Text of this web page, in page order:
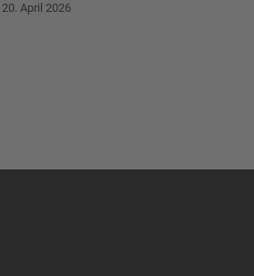
20. April 2026